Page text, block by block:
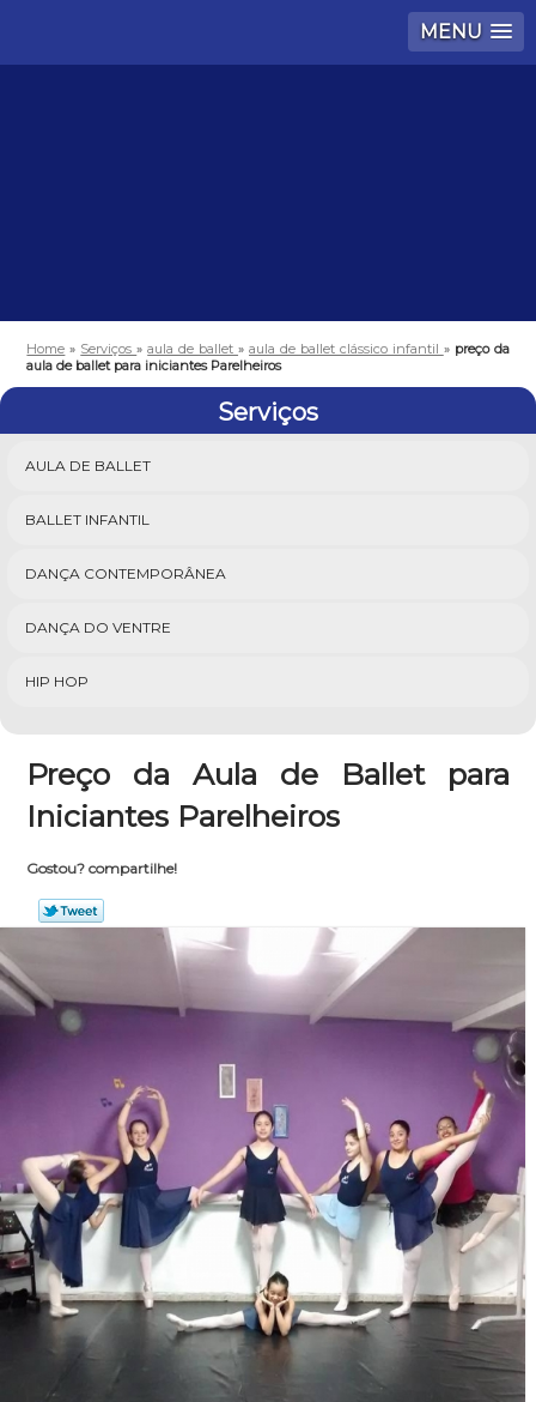
MENU
Home » Serviços»aula de ballet» aula de ballet clássico infantil » preço da
aula de ballet para iniciantes Parelheiros
Serviços
AULA DE BALLET
BALLET INFANTIL
DANÇA CONTEMPORÂNEA
DANÇA DO VENTRE
HIP HOP
Preço da Aula de Ballet para
Iniciantes Parelheiros
Gostou? compartilhe!